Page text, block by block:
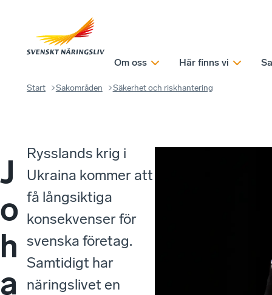
Om oss Här finns vi
Start Sakområden Säkerhet och riskhantering
J
o
h
a
Rysslands krig i
Ukraina kommer att
få långsiktiga
konsekvenser för
svenska företag.
Samtidigt har
näringslivet en